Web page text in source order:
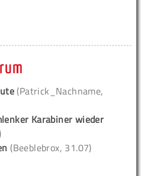
(Patrick_Nachname,
Karabiner wieder
(Beeblebrox, 31.07)